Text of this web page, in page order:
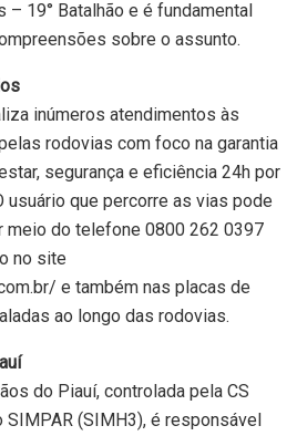
– 19° Batalhão e é fundamental
sobre o assunto.
inúmeros atendimentos às
rodovias com foco na garantia
segurança e eficiência 24h por
usuário que percorre as vias pode
do telefone 0800 262 0397
no site
e também nas placas de
ao longo das rodovias.
do Piauí, controlada pela CS
SIMPAR (SIMH3), é responsável